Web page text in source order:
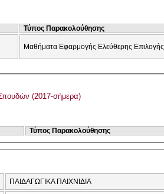
Τύπος Παρακολούθησης
Μαθήματα Εφαρμογής Ελεύθερης Επιλογής
(2017-σήμερα)
Τύπος Παρακολούθησης
ΠΑΙΔΑΓΩΓΙΚΑ ΠΑΙΧΝΙΔΙΑ